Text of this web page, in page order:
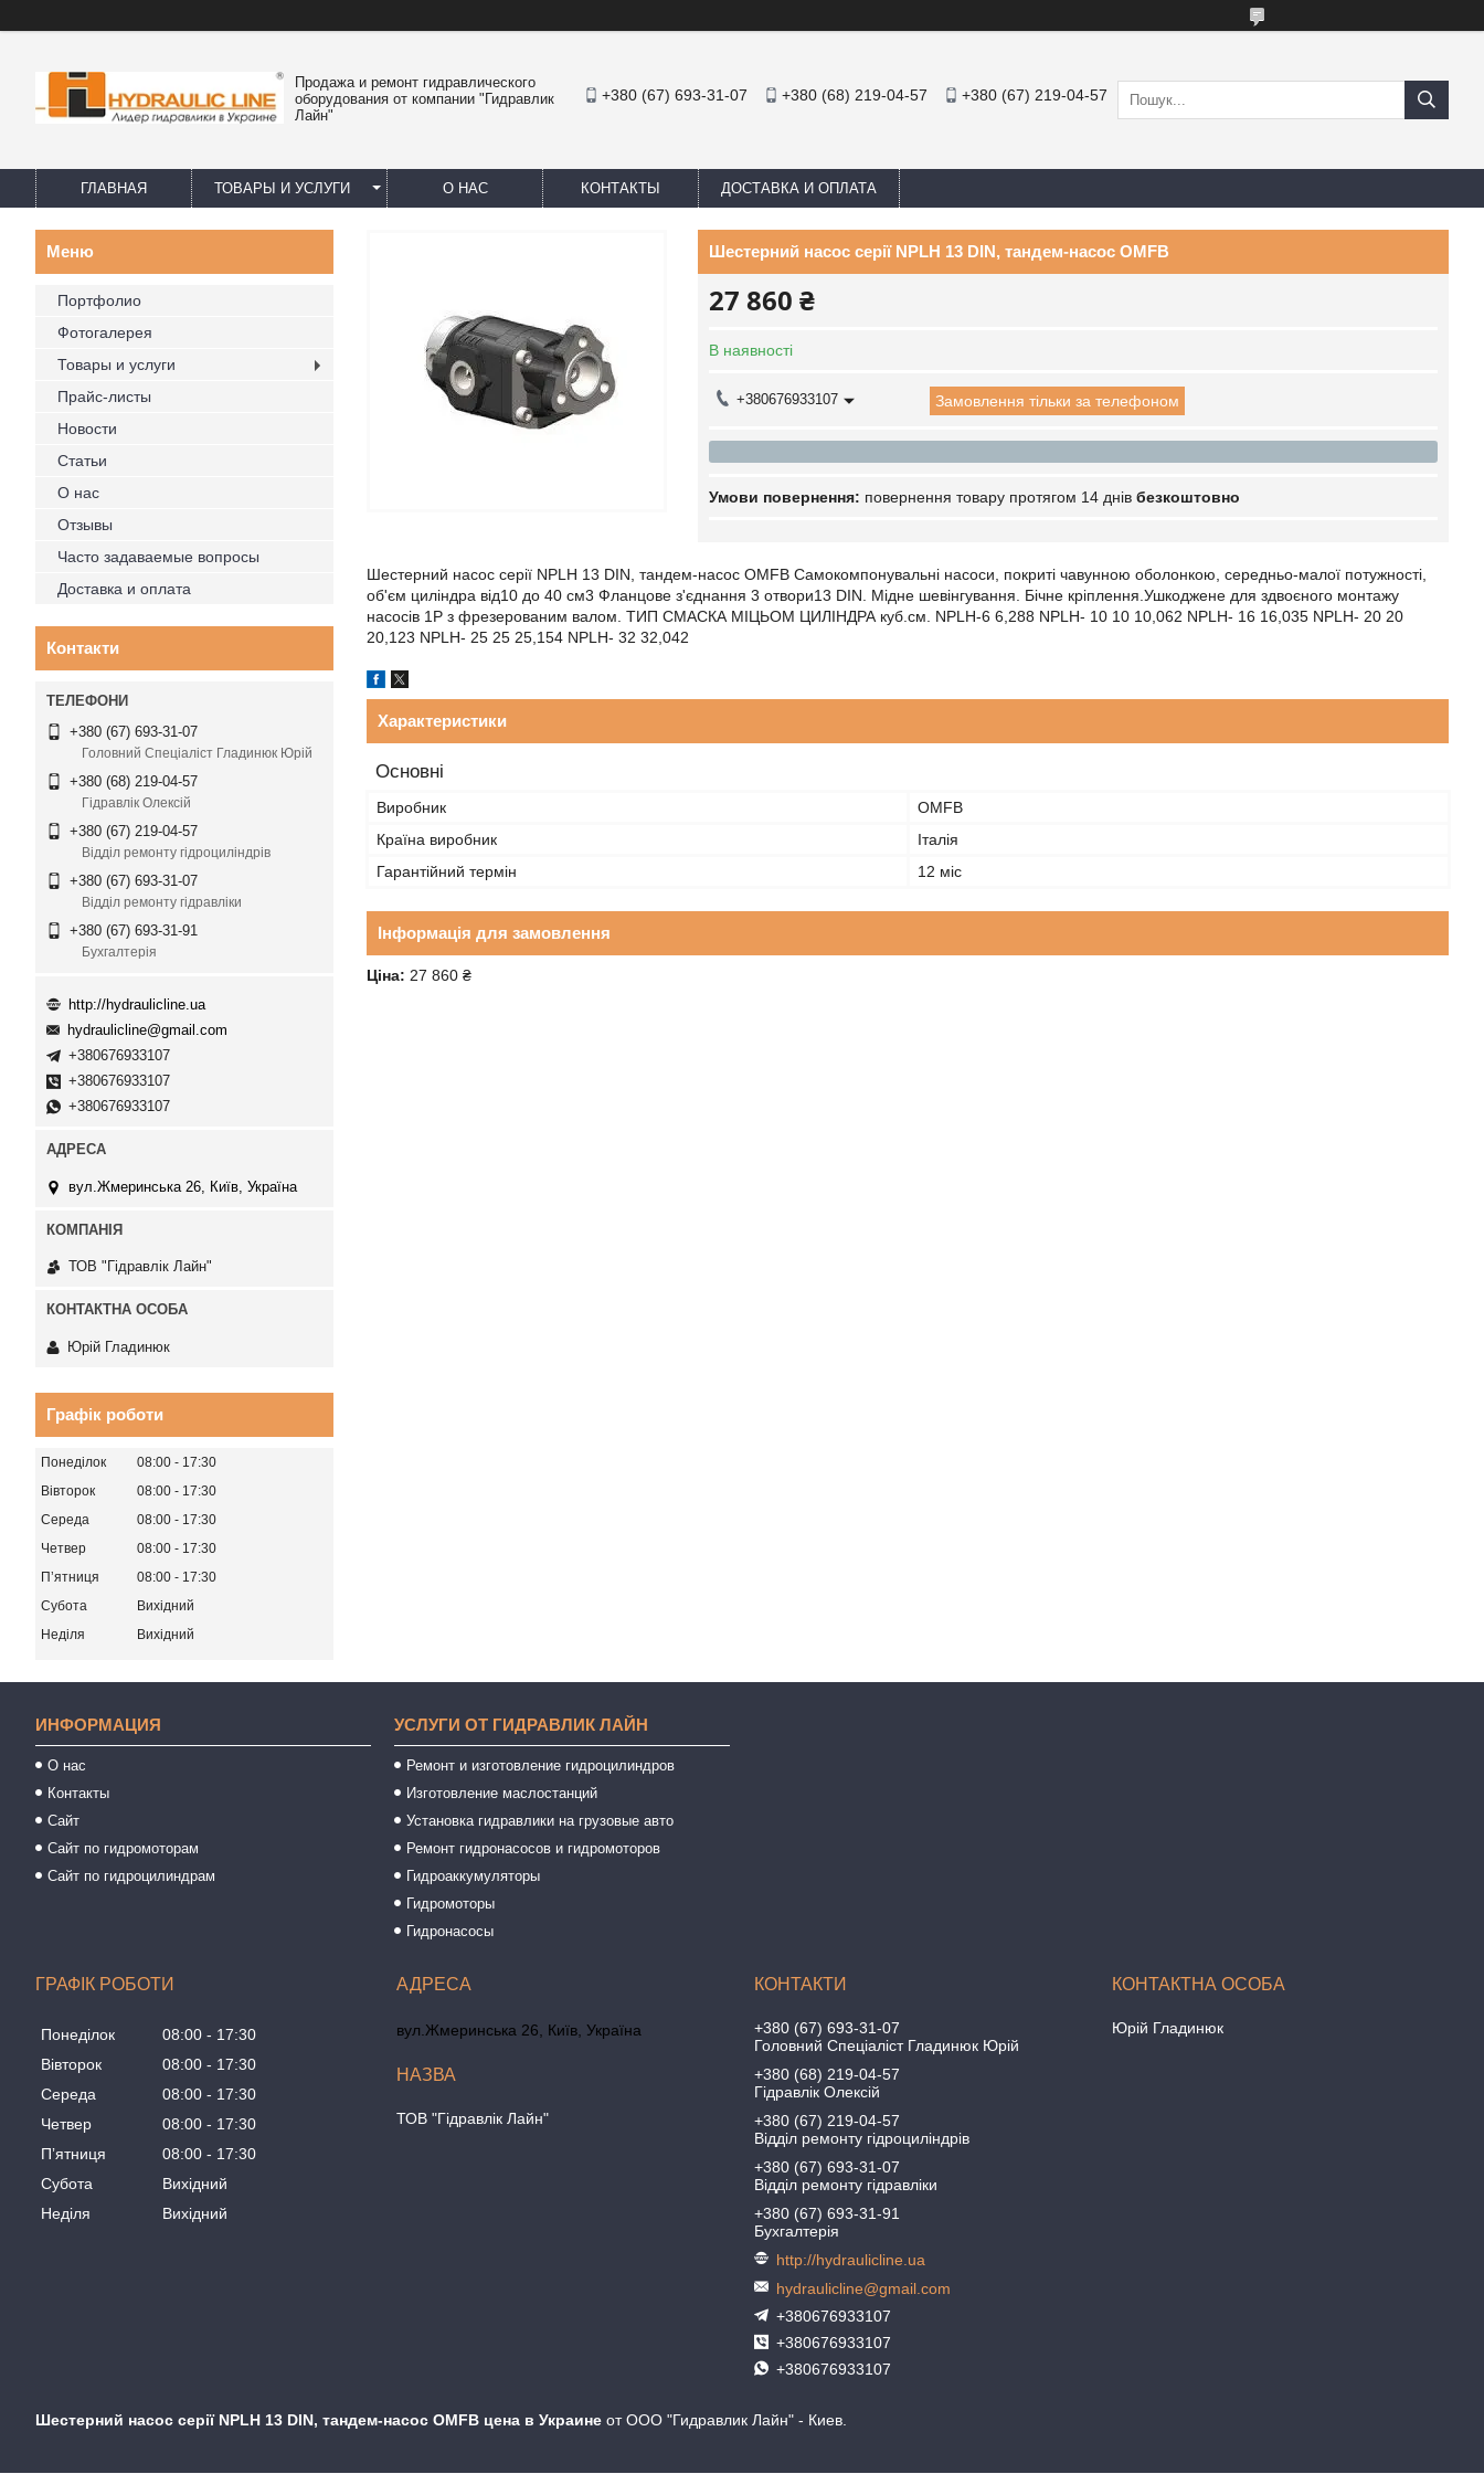
Продажа и ремонт гидравлического
оборудования от компании "Гидравлик
Лайн"
+380 (67) 693-31-07 +380 (68) 219-04-57 +380 (67) 219-04-57
ГЛАВНАЯ ТОВАРЫ И УСЛУГИ О НАС КОНТАКТЫ ДОСТАВКА И ОПЛАТА
Шестерний насос серії NPLH 13 DIN, тандем-насос OMFB
27 860 ₴
В наявності
+380676933107 Замовлення тільки за телефоном
повернення товару протягом 14 днів безкоштовно
Шестерний насос серії NPLH 13 DIN, тандем-насос OMFB Cамокомпонувальні насоси, покриті чавунною оболонкою, середньо-малої потужності,
об'єм циліндра від10 до 40 см3 Фланцове з'єднання 3 отвори13 DIN. Мідне шевінгування. Бічне кріплення.Ушкоджене для здвоєного монтажу
насосів 1P з фрезерованим валом. ТИП СМАСКА МІЦЬОМ ЦИЛІНДРА куб.см. NPLH-6 6,288 NPLH- 10 10 10,062 NPLH- 16 16,035 NPLH- 20 20
20,123 NPLH- 25 25 25,154 NPLH- 32 32,042
Характеристики
Основні
Виробник
OMFB
Країна виробник
Італія
Гарантійний термін
12 міс
Інформація для замовлення
Ціна: 27 860 ₴
Портфолио
Фотогалерея
Товары и услуги
Прайс-листы
Новости
Статьи
О нас
Отзывы
Часто задаваемые вопросы
Доставка и оплата
Контакти
+380 (67) 693-31-07
Головний Спеціаліст Гладинюк Юрій
+380 (68) 219-04-57
Гідравлік Олексій
+380 (67) 219-04-57
Відділ ремонту гідроциліндрів
+380 (67) 693-31-07
Відділ ремонту гідравліки
+380 (67) 693-31-91
Бухгалтерія
http://hydraulicline.ua
hydraulicline@gmail.com
+380676933107
+380676933107
+380676933107
вул.Жмеринська 26, Київ, Україна
ТОВ "Гідравлік Лайн"
Юрій Гладинюк
Графік роботи
Понеділок 08:00
17:30
Вівторок
08:00
17:30
Середа
08:00
17:30
Четвер
08:00
17:30
Пʼятниця
08:00
17:30
Субота
Вихідний
Неділя
Вихідний
ИНФОРМАЦИЯ
О нас
Контакты
Сайт
Сайт по гидромоторам
Сайт по гидроцилиндрам
УСЛУГИ ОТ ГИДРАВЛИК ЛАЙН
Ремонт и изготовление гидроцилиндров
Изготовление маслостанций
Установка гидравлики на грузовые авто
Ремонт гидронасосов и гидромоторов
Гидроаккумуляторы
Гидромоторы
Гидронасосы
ГРАФІК РОБОТИ
Понеділок 08:00
17:30
Вівторок
08:00
17:30
Середа
08:00
17:30
Четвер
08:00
17:30
Пʼятниця
08:00
17:30
Субота
Вихідний
Неділя
Вихідний
вул.Жмеринська 26, Київ, Україна
ТОВ "Гідравлік Лайн"
+380 (67) 693-31-07
Головний Спеціаліст Гладинюк Юрій
+380 (68) 219-04-57
Гідравлік Олексій
+380 (67) 219-04-57
Відділ ремонту гідроциліндрів
+380 (67) 693-31-07
Відділ ремонту гідравліки
+380 (67) 693-31-91
Бухгалтерія
http://hydraulicline.ua
hydraulicline@gmail.com
+380676933107
+380676933107
+380676933107
Юрій Гладинюк
Шестерний насос серії NPLH 13 DIN, тандем-насос OMFB цена в Украине от ООО "Гидравлик Лайн" - Киев.